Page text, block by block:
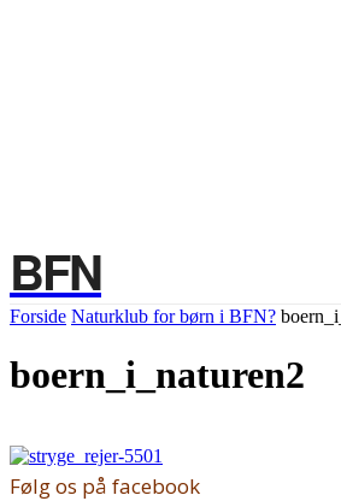
BFN
Forside Naturklub for børn i BFN?
boern_i_naturen2
Følg os på facebook